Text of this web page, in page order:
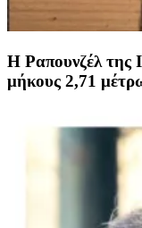
Η Ραπουνζέλ της
μήκους 2,71